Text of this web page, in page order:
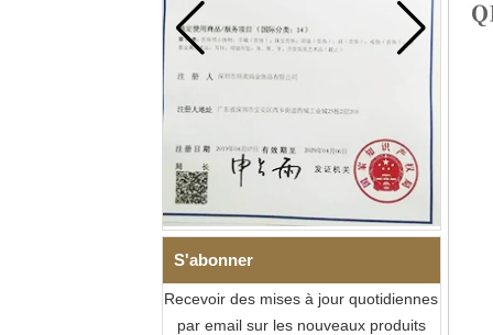
S'abonner
Recevoir des mises à jour quotidiennes
par email sur les nouveaux produits